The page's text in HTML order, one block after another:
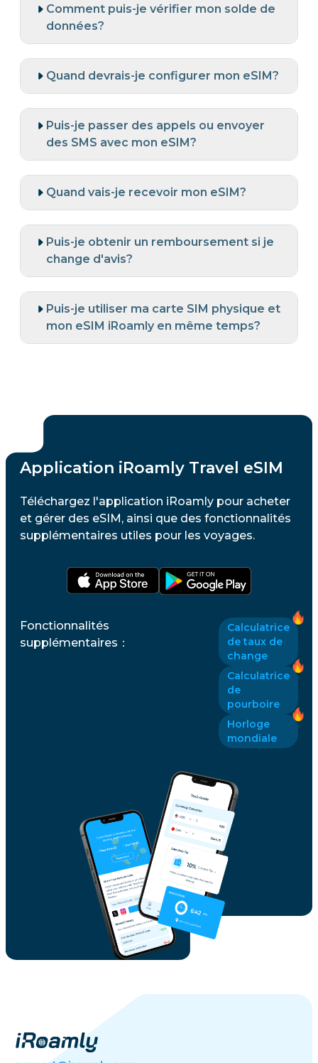
Comment puis-je vérifier mon solde de
données?
Quand devrais-je configurer mon eSIM?
Puis-je passer des appels ou envoyer
des SMS avec mon eSIM?
Quand vais-je recevoir mon eSIM?
Puis-je obtenir un remboursement si je
change d'avis?
Puis-je utiliser ma carte SIM physique et
mon eSIM iRoamly en même temps?
Application iRoamly Travel eSIM
Téléchargez l'application iRoamly pour acheter
et gérer des eSIM, ainsi que des fonctionnalités
supplémentaires utiles pour les voyages.
Fonctionnalités
supplémentaires ：
Calculatrice
de taux de
change
Calculatrice
de
pourboire
Horloge
mondiale